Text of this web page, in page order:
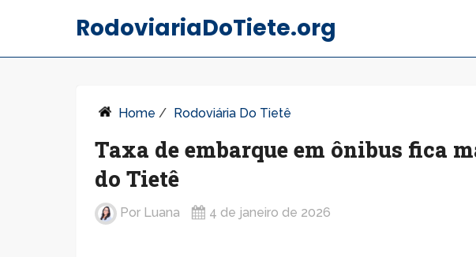
RodoviariaDoTiete.org
Home / Rodoviária Do Tietê
Taxa de embarque em ônibus fica
do Tietê
Por Luana 4 de janeiro de 2026